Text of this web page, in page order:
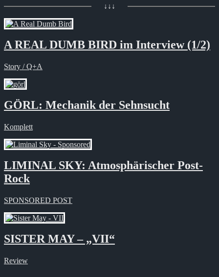
↓↓↓
A REAL DUMB BIRD im Interview (1/2)
Story / Q+A
GÖRL: Mechanik der Sehnsucht
Komplett
LIMINAL SKY: Atmosphärischer Post-
Rock
SPONSORED POST
SISTER MAY – „VII“
Review